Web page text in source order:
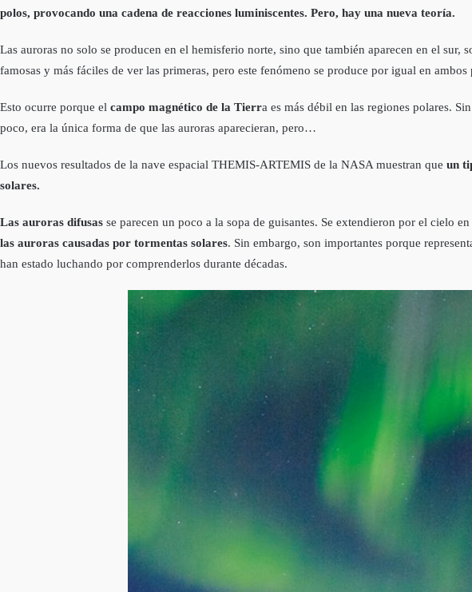
polos, provocando una cadena de reacciones luminiscentes. Pero, hay una nueva teoría.
Las auroras no solo se producen en el hemisferio norte, sino que también aparecen en el sur,
famosas y más fáciles de ver las primeras, pero este fenómeno se produce por igual en ambos
Esto ocurre porque el campo magnético de la Tierra es más débil en las regiones polares.
poco, era la única forma de que las auroras aparecieran, pero…
Los nuevos resultados de la nave espacial THEMIS-ARTEMIS de la NASA muestran que un
solares.
Las auroras difusas se parecen un poco a la sopa de guisantes. Se extendieron por el cielo
las auroras causadas por tormentas solares. Sin embargo, son importantes porque
han estado luchando por comprenderlos durante décadas.